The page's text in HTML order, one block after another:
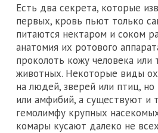
Есть два секрета, которые
первых, кровь пьют только
питаются нектаром и соком
анатомия их ротового
проколоть кожу человека или
животных. Некоторые виды
на людей, зверей или птиц,
или амфибий, а существуют и
гемолимфу крупных
комары кусают далеко не